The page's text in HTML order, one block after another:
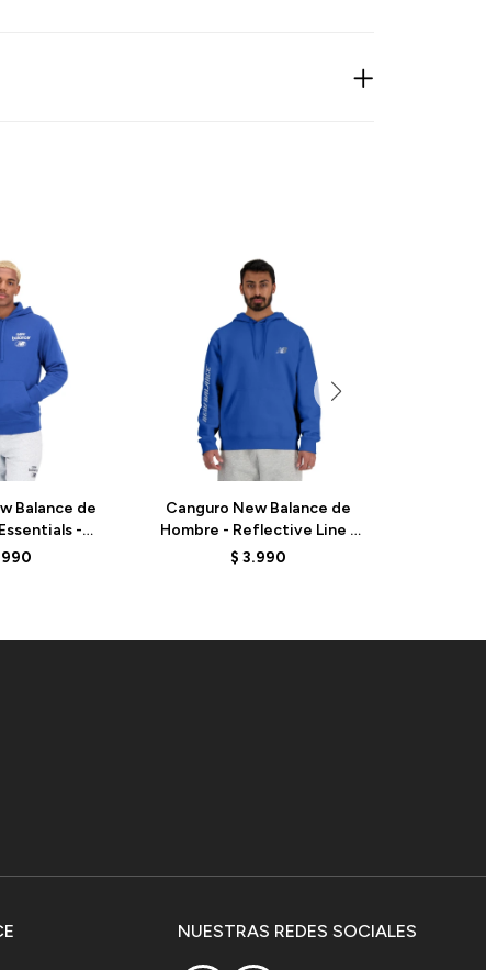
Balance de
-
- BLUE
Canguro New Balance de
Hombre - Reflective Line -
MT41942BEU - ELD
$ 3.990
NUESTRAS REDES SOCIALES